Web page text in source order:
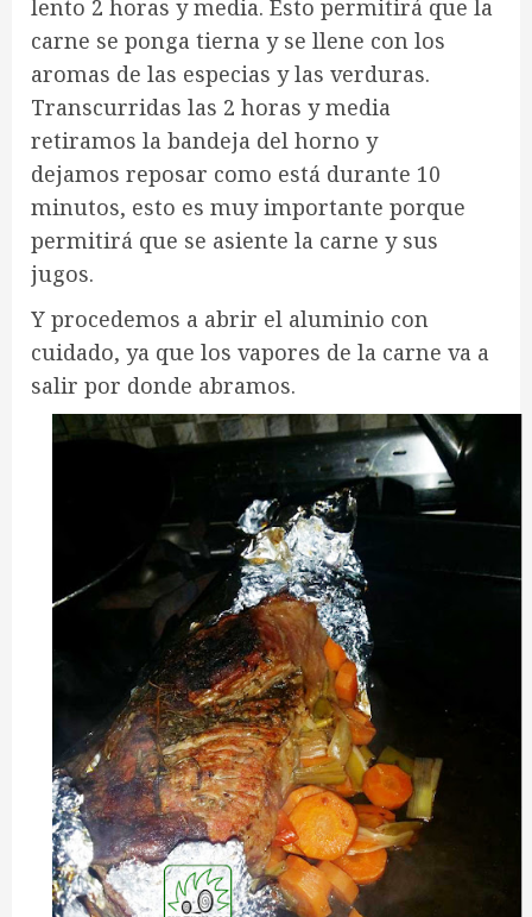
lento 2 horas y media. Esto permitirá que la
carne se ponga tierna y se llene con los
aromas de las especias y las verduras.
Transcurridas las 2 horas y media
retiramos la bandeja del horno y
dejamos reposar como está durante 10
minutos, esto es muy importante porque
permitirá que se asiente la carne y sus
jugos.
Y procedemos a abrir el aluminio con
cuidado, ya que los vapores de la carne va a
salir por donde abramos.